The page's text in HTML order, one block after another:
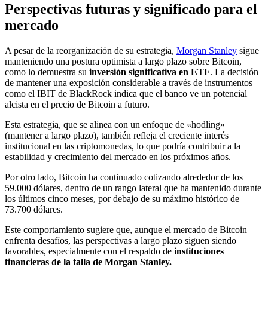
Perspectivas futuras y significado para el
mercado
A pesar de la reorganización de su estrategia, Morgan Stanley sigue
manteniendo una postura optimista a largo plazo sobre Bitcoin,
como lo demuestra su inversión significativa en ETF. La decisión
de mantener una exposición considerable a través de instrumentos
como el IBIT de BlackRock indica que el banco ve un potencial
alcista en el precio de Bitcoin a futuro.
Esta estrategia, que se alinea con un enfoque de «hodling»
(mantener a largo plazo), también refleja el creciente interés
institucional en las criptomonedas, lo que podría contribuir a la
estabilidad y crecimiento del mercado en los próximos años.
Por otro lado, Bitcoin ha continuado cotizando alrededor de los
59.000 dólares, dentro de un rango lateral que ha mantenido durante
los últimos cinco meses, por debajo de su máximo histórico de
73.700 dólares.
Este comportamiento sugiere que, aunque el mercado de Bitcoin
enfrenta desafíos, las perspectivas a largo plazo siguen siendo
favorables, especialmente con el respaldo de instituciones
financieras de la talla de Morgan Stanley.